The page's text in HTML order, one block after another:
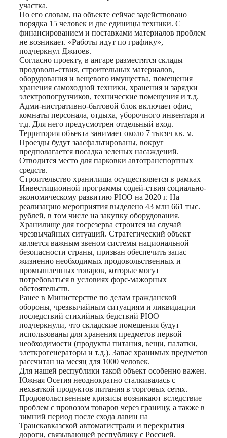
участка.
По его словам, на объекте сейчас задействовано
порядка 15 человек и две единицы техники. С
финансированием и поставками материалов проблем
не возникает. «Работы идут по графику», –
подчеркнул Джиоев.
Согласно проекту, в ангаре разместятся склады
продоволь-ствия, строительных материалов,
оборудования и вещевого имущества, помещения
хранения самоходной техники, хранения и зарядки
электропогрузчиков, технические помещения и т.д.
Адми-нистративно-бытовой блок включает офис,
комнаты персонала, отдыха, уборочного инвентаря и
т.д. Для него предусмотрен отдельный вход.
Территория объекта занимает около 7 тысяч кв. м.
Проезды будут заасфальтированы, вокруг
предполагается посадка зеленых насаждений.
Отводится место для парковки автотранспортных
средств.
Строительство хранилища осуществляется в рамках
Инвестиционной программы содей-ствия социально-
экономическому развитию РЮО на 2020 г. На
реализацию мероприятия выделено 43 млн 661 тыс.
рублей, в том числе на закупку оборудования.
Хранилище для госрезерва строится на случай
чрезвычайных ситуаций. Стратегический объект
является важным звеном системы национальной
безопасности страны, призван обеспечить запас
жизненно необходимых продовольственных и
промышленных товаров, которые могут
потребоваться в условиях форс-мажорных
обстоятельств.
Ранее в Министерстве по делам гражданской
обороны, чрезвычайным ситуациям и ликвидации
последствий стихийных бедствий РЮО
подчеркнули, что складские помещения будут
использованы для хранения предметов первой
необходимости (продукты питания, вещи, палатки,
элеткрогенераторы и т.д.). Запас хранимых предметов
рассчитан на месяц для 1000 человек.
Для нашей республики такой объект особенно важен.
Южная Осетия неоднократно сталкивалась с
нехваткой продуктов питания в торговых сетях.
Продовольственные кризисы возникают вследствие
проблем с провозом товаров через границу, а также в
зимний период после схода лавин на
Транскавказской автомагистрали и перекрытия
дороги, связывающей республику с Россией.